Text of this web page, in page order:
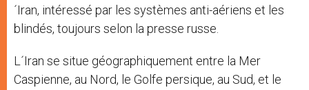
´Iran, intéressé par les systèmes anti-aériens et les
blindés, toujours selon la presse russe.
L´Iran se situe géographiquement entre la Mer
Caspienne, au Nord, le Golfe persique, au Sud, et le